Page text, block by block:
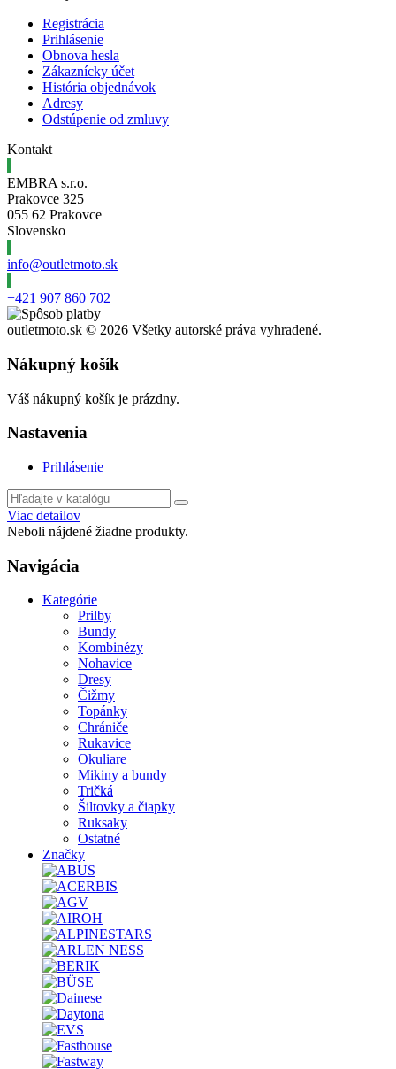
Registrácia
Prihlásenie
Obnova hesla
Zákaznícky účet
História objednávok
Adresy
Odstúpenie od zmluvy
Kontakt
EMBRA s.r.o.
Prakovce 325
055 62 Prakovce
Slovensko
info@outletmoto.sk
+421 907 860 702
outletmoto.sk © 2026 Všetky autorské práva vyhradené.
Nákupný košík
Váš nákupný košík je prázdny.
Nastavenia
Prihlásenie
Viac detailov
Neboli nájdené žiadne produkty.
Navigácia
Kategórie
Prilby
Bundy
Kombinézy
Nohavice
Dresy
Čižmy
Topánky
Chrániče
Rukavice
Okuliare
Mikiny a bundy
Tričká
Šiltovky a čiapky
Ruksaky
Ostatné
Značky